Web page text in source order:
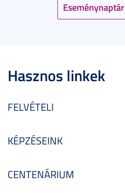
Eseménynaptár
Hasznos linkek
FELVÉTELI
KÉPZÉSEINK
CENTENÁRIUM